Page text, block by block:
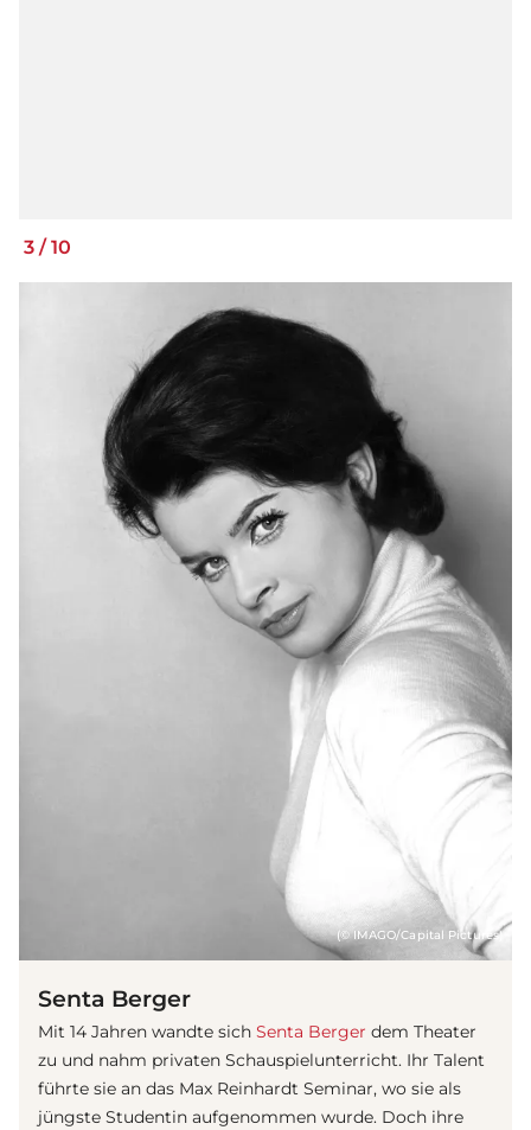
3 /10
(© IMAGO/Capital Pictures)
Senta Berger
Mit 14 Jahren wandte sich Senta Berger dem Theater
zu und nahm privaten Schauspielunterricht. Ihr Talent
führte sie an das Max Reinhardt Seminar, wo sie als
jüngste Studentin aufgenommen wurde. Doch ihre